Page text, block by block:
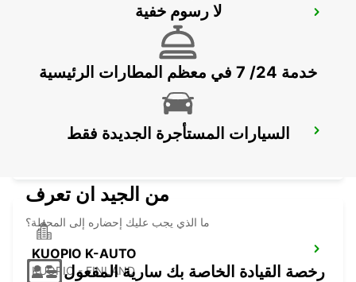
KUOPIO RAILWAY STATION
KUOPIO K-AUTO
KUOPIO - FINLAND
لا رسوم خفية
خدمة 24/ 7 في معظم المطارات الرئيسية
السيارات المستأجرة الجديدة فقط
من الجيد ان تعرف
ما الذي يجب عليك إحضاره إلى المحطة؟
رخصة القيادة الخاصة بك سارية المفعول